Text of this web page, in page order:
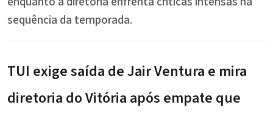
sequência da temporada.
TUI exige saída deJair Ventura e mira
diretoria do Vitória após empate que